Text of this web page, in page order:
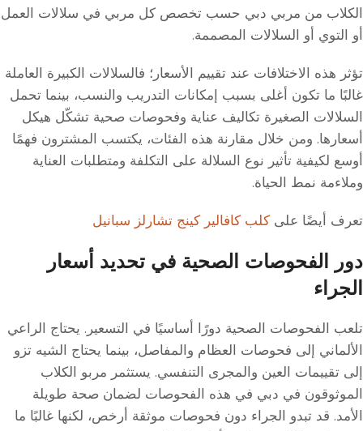
الكلاب من مربي دبي حسب تخصص كل مربي في سلالات العمل
أو التوي أو السلالات المصممة.
تؤثر هذه الاختلافات عند تقييم الأسعار؛ فالسلالات الكبيرة العاملة
غالبًا ما تكون أغلى بسبب إمكانات التدريب والنسب، بينما تحمل
السلالات الصغيرة تكاليف عناية وفحوصات صحية تشكّل هيكل
أسعارها. ومن خلال مقارنة هذه الفئات، يكتسب المشترون فهمًا
أوسع لكيفية تأثير نوع السلالة على التكلفة ومتطلبات العناية
وملاءمة نمط الحياة.
تعرف أيضًا على كلب كافالير كينج تشارلز سبانيل
دور الفحوصات الصحية في تحديد أسعار
الجراء
تلعب الفحوصات الصحية دورًا أساسيًا في التسعير. يحتاج الراعي
الألماني إلى فحوصات العظام والمفاصل، بينما يحتاج الشيه تزو
إلى تقييمات العين والمجرى التنفسي. يستثمر مربو الكلاب
الموثوقون في دبي في هذه الفحوصات لضمان صحة طويلة
الأمد. قد تبدو الجراء دون فحوصات موثقة أرخص، لكنها غالبًا ما